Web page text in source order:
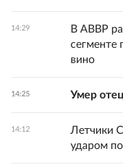
14:29
В АВВР
сегменте
вино
14:25 Умер
14:12
Летчики
ударом